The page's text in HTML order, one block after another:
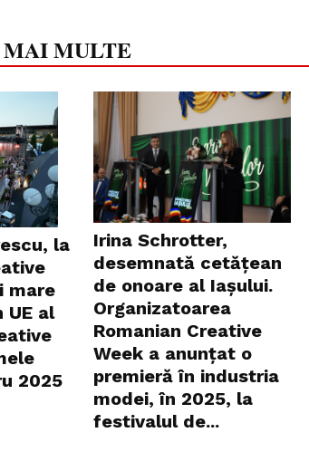
MAI MULTE
la
mare
UE al
2025
Irina Schrotter,
desemnată cetățean
de onoare al Iașului.
Organizatoarea
Romanian Creative
Week a anunțat o
premieră în industria
modei, în 2025, la
festivalul de...